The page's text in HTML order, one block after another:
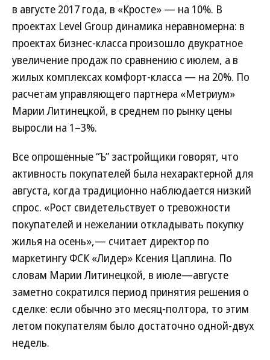
в августе 2017 года, в «Кросте» — на 10%. В
проектах Level Group динамика неравномерна: в
проектах бизнес-класса произошло двукратное
увеличение продаж по сравнению с июлем, а в
жилых комплексах комфорт-класса — на 20%. По
расчетам управляющего партнера «Метриум»
Марии Литинецкой, в среднем по рынку цены
выросли на 1–3%.
Все опрошенные “Ъ” застройщики говорят, что
активность покупателей была нехарактерной для
августа, когда традиционно наблюдается низкий
спрос. «Рост свидетельствует о тревожности
покупателей и нежелании откладывать покупку
жилья на осень»,— считает директор по
маркетингу ФСК «Лидер» Ксения Цаплина. По
словам Марии Литинецкой, в июле—августе
заметно сократился период принятия решения о
сделке: если обычно это месяц-полтора, то этим
летом покупателям было достаточно одной-двух
недель.